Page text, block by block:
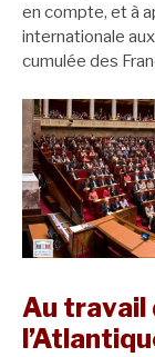
en compte, et à
internationale
cumulée des
Au travail